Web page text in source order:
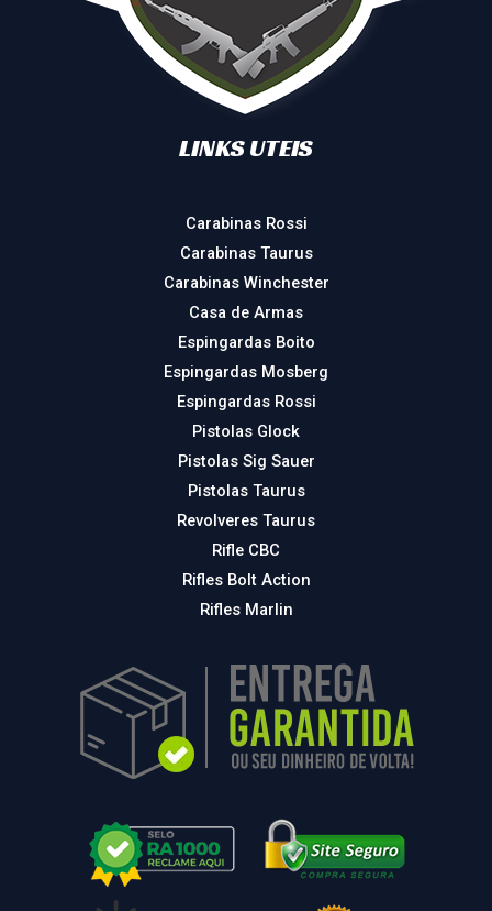
LINKS UTEIS
Carabinas Rossi
Carabinas Taurus
Carabinas Winchester
Casa de Armas
Espingardas Boito
Espingardas Mosberg
Espingardas Rossi
Pistolas Glock
Pistolas Sig Sauer
Pistolas Taurus
Revolveres Taurus
Rifle CBC
Rifles Bolt Action
Rifles Marlin